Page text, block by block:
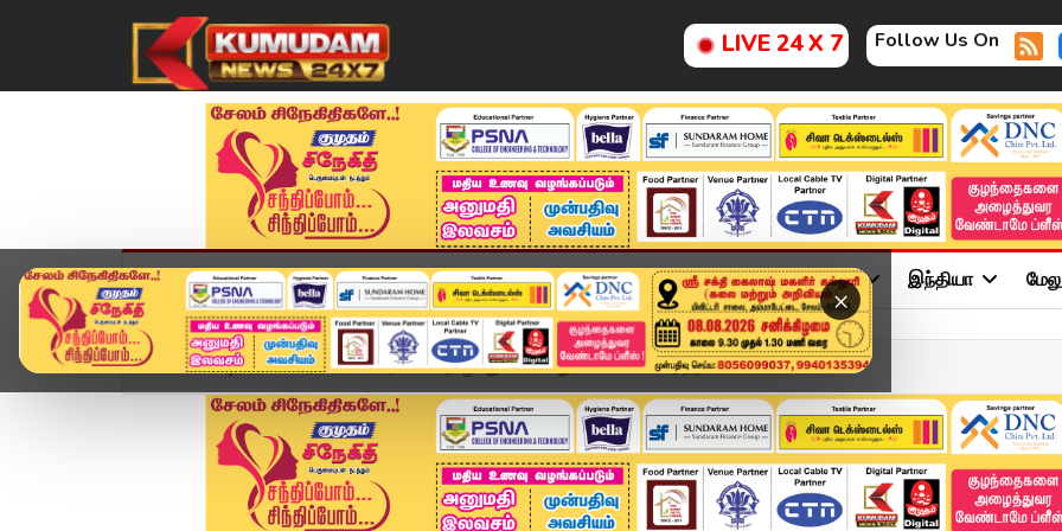
LIVE 24 X 7 Follow Us On
×
முகப்பு விளையாட்டு அண்மை தமிழ்நாடு சினிமா அரசியல் விளையாட்டு இந்தியா
Home வீடியோ ஸ்டோரி 44 அரசு பல்தொழில்நுட்பக் கல்லூரிகளை மேம்படுத்தி...